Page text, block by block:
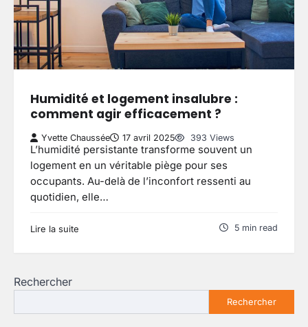
Humidité et logement insalubre :
comment agir efficacement ?
Yvette Chaussée 17 avril 2025 393 Views
L’humidité persistante transforme souvent un
logement en un véritable piège pour ses
occupants. Au-delà de l’inconfort ressenti au
quotidien, elle…
Lire la suite 5 min read
Rechercher
Rechercher